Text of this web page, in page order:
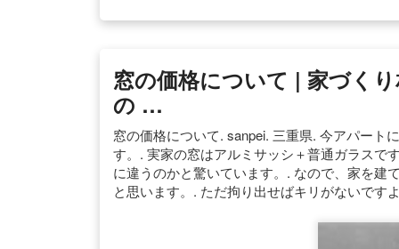
窓の価格について | 家づく
の …
窓の価格について. sanpei. 三重県. 今アパート
す。. 実家の窓はアルミサッシ＋普通ガラスで
に違うのかと驚いています。. なので、家を建
と思います。. ただ拘り出せばキリがないです